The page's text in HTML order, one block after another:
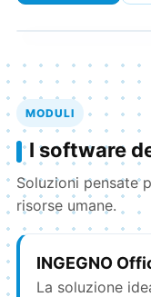
MODULI
I software
Soluzioni pensate
risorse umane.
INGEGNO
La soluzione